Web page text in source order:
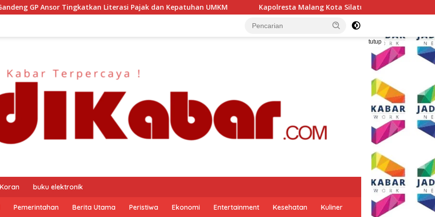
Literasi Pajak dan Kepatuhan UMKM Kapolresta Malang Kota Silaturahmi ke PCNU, Perkuat Sinergi Ulama dan
tutup
buku elektronik
Pemerintahan Berita Utama Peristiwa Ekonomi Entertainment Kesehatan Kuliner